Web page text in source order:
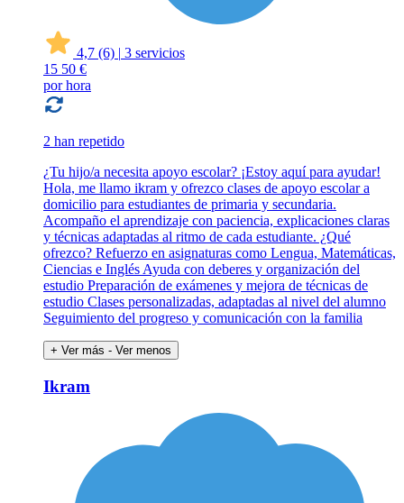
4,7 (6) | 3 servicios
15 50 €
por hora
2 han repetido
¿Tu hijo/a necesita apoyo escolar? ¡Estoy aquí para ayudar!
Hola, me llamo ikram y ofrezco clases de apoyo escolar a
domicilio para estudiantes de primaria y secundaria.
Acompaño el aprendizaje con paciencia, explicaciones claras
y técnicas adaptadas al ritmo de cada estudiante. ¿Qué
ofrezco? Refuerzo en asignaturas como Lengua, Matemáticas,
Ciencias e Inglés Ayuda con deberes y organización del
estudio Preparación de exámenes y mejora de técnicas de
estudio Clases personalizadas, adaptadas al nivel del alumno
Seguimiento del progreso y comunicación con la familia
+ Ver más - Ver menos
Ikram